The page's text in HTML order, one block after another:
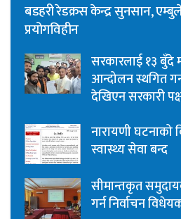
बडहरी रेडक्रस केन्द्र सुनसान,
प्रयोगविहीन
सरकारलाई १३ बुँदे
आन्दोलन स्थगित
देखिएन सरकारी
नारायणी घटनाको
स्वास्थ्य सेवा बन्द
सीमान्तकृत
गर्न निर्वाचन